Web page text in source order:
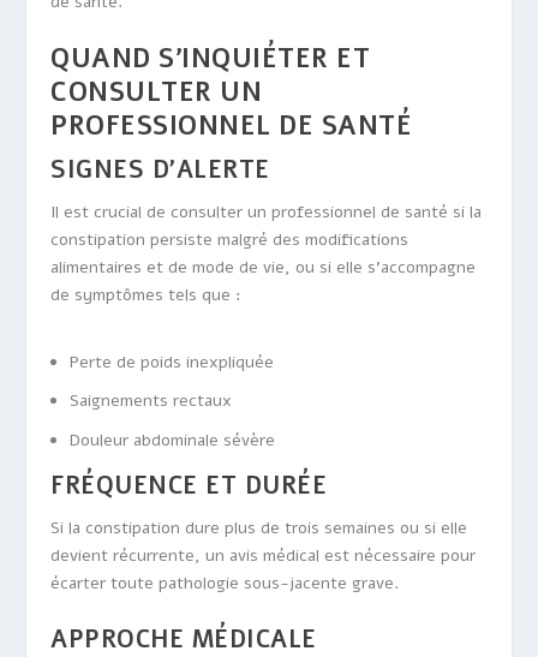
QUAND S’INQUIÉTER ET
CONSULTER UN
PROFESSIONNEL DE SANTÉ
SIGNES D’ALERTE
Il est crucial de consulter un professionnel de santé si la
constipation persiste malgré des modifications
alimentaires et de mode de vie, ou si elle s’accompagne
de symptômes tels que :
Perte de poids inexpliquée
Saignements rectaux
Douleur abdominale sévère
FRÉQUENCE ET DURÉE
Si la constipation dure plus de trois semaines ou si elle
devient récurrente, un avis médical est nécessaire pour
écarter toute pathologie sous-jacente grave.
APPROCHE MÉDICALE